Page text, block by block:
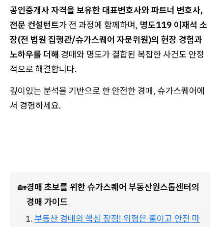
공인중개사 자격을 보유한 대표변호사와 파트너 변호사,
전문 컨설턴트가 전 과정에 함께하며, 명도119 이재석 소
장(전 법원 집행관/슈가스퀘어 자문위원)의 현장 경험과
노하우를 더해 경매와 명도가 결합된 복잡한 사건도 안정
적으로 해결합니다.
깊이있는 분석을 기반으로 한 안전한 경매, 슈가스퀘어에
서 경험하세요.
🏡경매 초보를 위한 슈가스퀘어 부동산원스톱센터의
경매 가이드
부동산 경매의 핵심 장점! 위험은 줄이고 안전 마